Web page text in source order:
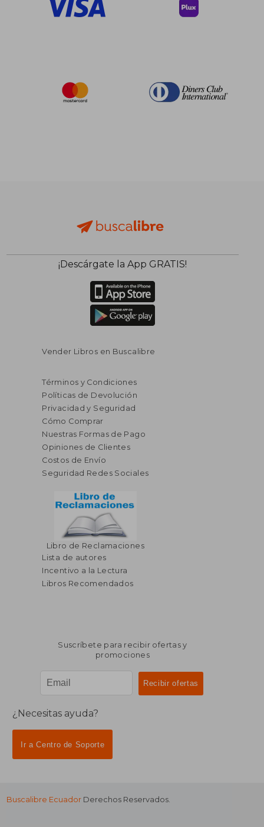
¡Descárgate la App GRATIS!
Vender Libros en Buscalibre
Términos y Condiciones
Políticas de Devolución
Privacidad y Seguridad
Cómo Comprar
Nuestras Formas de Pago
Opiniones de Clientes
Costos de Envío
Seguridad Redes Sociales
Libro de Reclamaciones
Lista de autores
Incentivo a la Lectura
Libros Recomendados
Suscríbete para recibir ofertas y
promociones
¿Necesitas ayuda?
Ir a Centro de Soporte
Buscalibre Ecuador Derechos Reservados.